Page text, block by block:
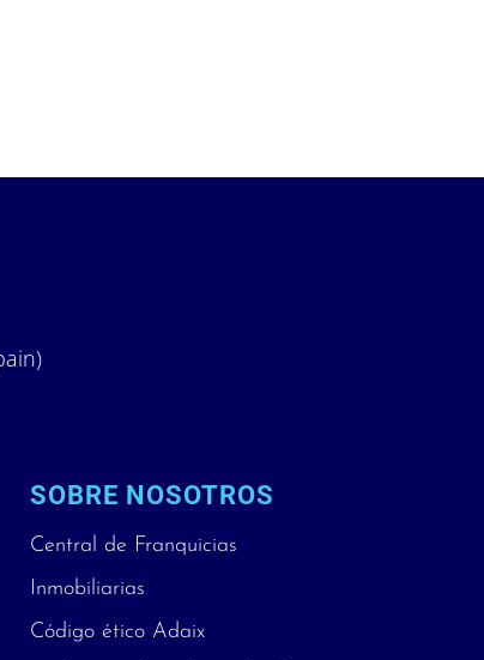
SOBRE NOSOTROS
Central de Franquicias
Inmobiliarias
Código ético Adaix